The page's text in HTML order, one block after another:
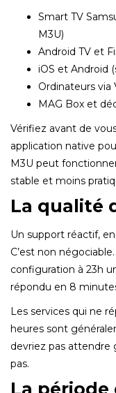
Smart TV
M3U)
Android TV et
iOS et Android
Ordinateurs via
MAG Box et
Vérifiez avant de
application native
M3U peut
stable et moins
La qualité
Un support réactif,
C’est non
configuration à 23h
répondu en 8
Les services qui ne
heures sont
devriez pas attendre
pas.
La période